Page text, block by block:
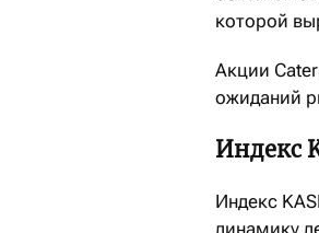
которой
Акции
ожиданий
Индекс
Индекс